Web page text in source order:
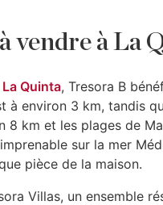
vendre à La
La Quinta, Tresora B
à environ 3 km, tandis
8 km et les plages de
sur la mer
pièce de la maison.
Villas, un ensemble